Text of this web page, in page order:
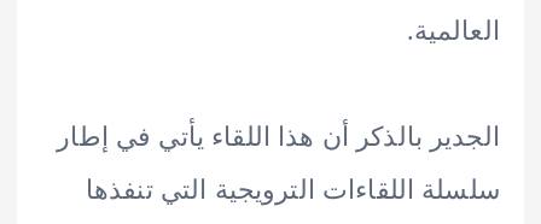
بالذكر أن هذا اللقاء يأتي في إطار
اللقاءات الترويجية التي تنفذها